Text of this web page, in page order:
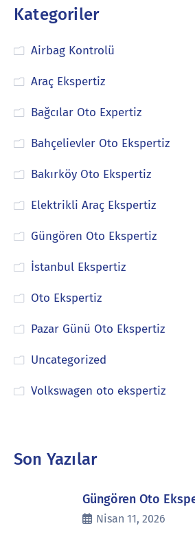
Kategoriler
Airbag Kontrolü
Araç Ekspertiz
Bağcılar Oto Expertiz
Bahçelievler Oto Ekspertiz
Bakırköy Oto Ekspertiz
Elektrikli Araç Ekspertiz
Güngören Oto Ekspertiz
İstanbul Ekspertiz
Oto Ekspertiz
Pazar Günü Oto Ekspertiz
Uncategorized
Volkswagen oto ekspertiz
Son Yazılar
Güngören Oto
Nisan 11, 2026